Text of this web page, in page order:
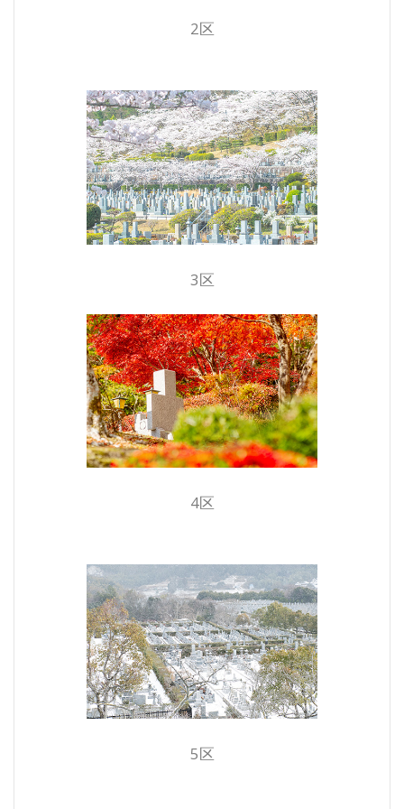
2区
3区
4区
5区